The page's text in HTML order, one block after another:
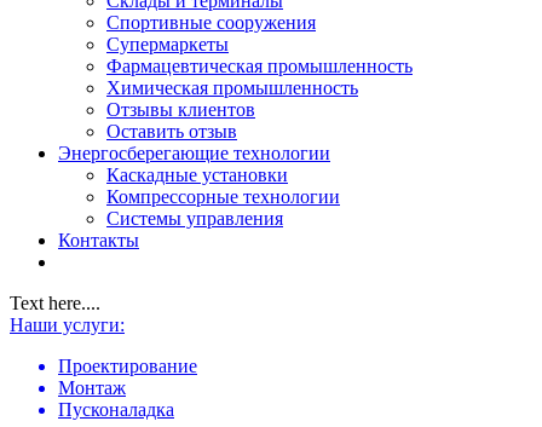
Спортивные сооружения
Супермаркеты
Фармацевтическая промышленность
Химическая промышленность
Отзывы клиентов
Оставить отзыв
Энергосберегающие технологии
Каскадные установки
Компрессорные технологии
Системы управления
Контакты
Text here....
Наши услуги:
Проектирование
Монтаж
Пусконаладка